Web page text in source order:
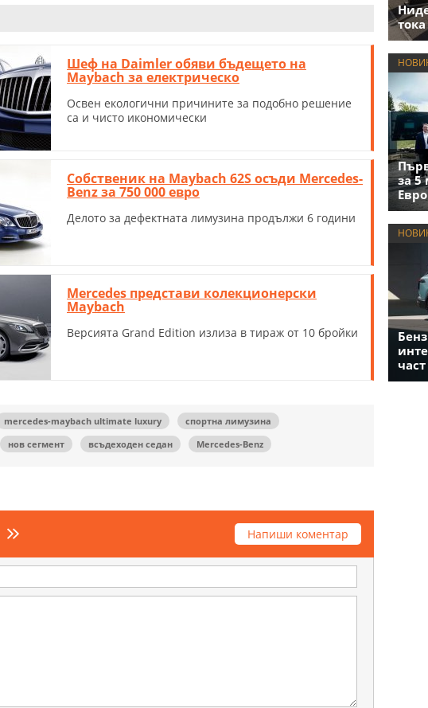
Шеф на Daimler обяви бъдещето на
Maybach за електрическо
Освен екологични причините за подобно решение
са и чисто икономически
Собственик на Maybach 62S осъди Mercedes-
Benz за 750 000 евро
Делото за дефектната лимузина продължи 6 години
Mercedes представи колекционерски
Maybach
Версията Grand Edition излиза в тираж от 10 бройки
mercedes-maybach ultimate luxury
спортна лимузина
нов сегмент всъдеходен седан Mercedes-Benz
Напиши коментар
за 5
част